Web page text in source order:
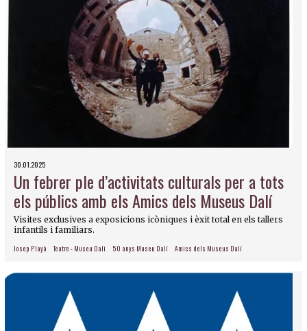
30.01.2025
Un febrer ple d’activitats culturals per a tots
els públics amb els Amics dels Museus Dalí
Visites exclusives a exposicions icòniques i èxit total en els tallers
infantils i familiars.
Josep Playà Teatre - Museu Dalí 50 anys Museu Dalí Amics dels Museus Dalí